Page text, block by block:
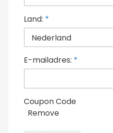
Land: *
E-mailadres: *
Coupon Code
Remove